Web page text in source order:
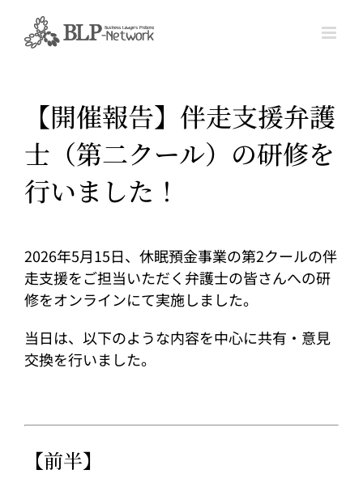
content
【開催報告】伴走支援弁護
士（第二クール）の研修を
行いました！
2026年5月15日、休眠預金事業の第2クールの伴
走支援をご担当いただく弁護士の皆さんへの研
修をオンラインにて実施しました。
当日は、以下のような内容を中心に共有・意見
交換を行いました。
【前半】